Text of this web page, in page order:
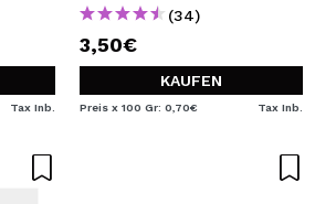
ERSTELLEN
Tax Inb.
(34)
3,50€
KAUFEN
Preis x 100 Gr: 0,70€ Tax Inb.